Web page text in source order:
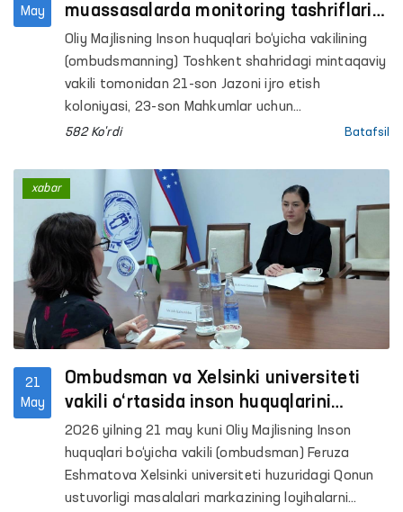
May
muassasalarda monitoring tashriflari
amalga oshirildi
Oliy Majlisning Inson huquqlari bo‘yicha vakilining
(ombudsmanning) Toshkent shahridagi mintaqaviy
vakili tomonidan 21-son Jazoni ijro etish
koloniyasi, 23-son Mahkumlar uchun
ixtisoslashgan kasalxona, 51-son Manzil-koloniya
“Muruvvat” nogironligi bo‘lgan bolalar uchun
internat uylari, Toshkent shahar majburiy davolash
narkologiya shifoxonasi, Respublika kuzatuv
kuchaytirilgan ruhiy kasalliklar va Ruhiy kasalliklar
klinik shifoxonalariga monitoring tashriflari
amalga oshirildi.
582 Ko'rdi Batafsil
21
May
Ombudsman va Xelsinki universiteti
vakili o‘rtasida inson huquqlarini
himoya qilish sohasidagi hamkorlik
masalalari muhokama qilindi
2026 yilning 21 may kuni Oliy Majlisning Inson
huquqlari bo‘yicha vakili (ombudsman) Feruza
Eshmatova Xelsinki universiteti huzuridagi Qonun
ustuvorligi masalalari markazining loyihalarni
xabar